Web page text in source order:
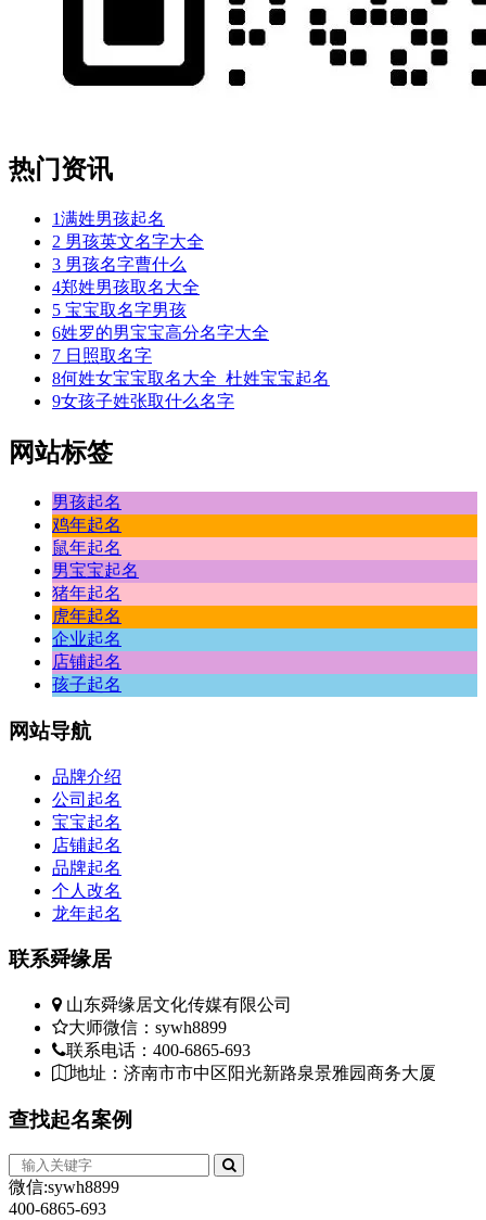
热门资讯
1满姓男孩起名
2 男孩英文名字大全
3 男孩名字曹什么
4郑姓男孩取名大全
5 宝宝取名字男孩
6姓罗的男宝宝高分名字大全
7 日照取名字
8何姓女宝宝取名大全_杜姓宝宝起名
9女孩子姓张取什么名字
网站标签
男孩起名
鸡年起名
鼠年起名
男宝宝起名
猪年起名
虎年起名
企业起名
店铺起名
孩子起名
网站导航
品牌介绍
公司起名
宝宝起名
店铺起名
品牌起名
个人改名
龙年起名
联系舜缘居
山东舜缘居文化传媒有限公司
大师微信：sywh8899
联系电话：400-6865-693
地址：济南市市中区阳光新路泉景雅园商务大厦
查找起名案例
微信:sywh8899
400-6865-693